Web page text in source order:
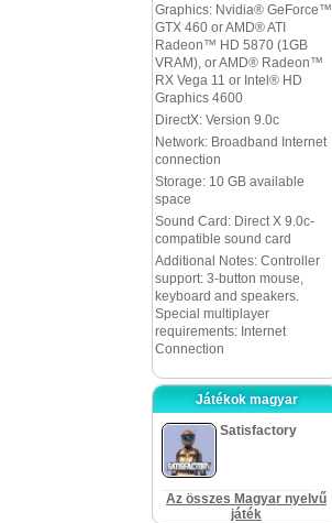
Graphics: Nvidia® GeForce™
GTX 460 or AMD® ATI
Radeon™ HD 5870 (1GB
VRAM), or AMD® Radeon™
RX Vega 11 or Intel® HD
Graphics 4600
DirectX: Version 9.0c
Network: Broadband Internet
connection
Storage: 10 GB available
space
Sound Card: Direct X 9.0c-
compatible sound card
Additional Notes: Controller
support: 3-button mouse,
keyboard and speakers.
Special multiplayer
requirements: Internet
Connection
Játékok magyar
Satisfactory
Az összes Magyar nyelvű
játék